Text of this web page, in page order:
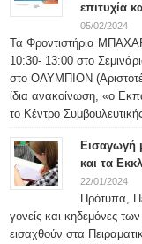
επιτυχία
05/02/2024
Τα Φροντιστήρια
10:30- 13:00 στο
στο ΟΛΥΜΠΙΟΝ
ίδια ανακοίνωση, «ο
το Κέντρο
Εισαγωγή
και τα
22/01/2024
Πρότυπα,
γονείς και κηδεμόνες
εισαχθούν στα